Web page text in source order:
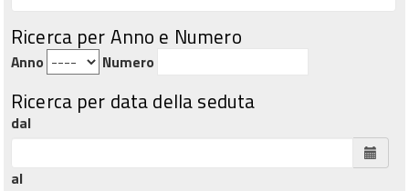
Ricerca per Anno e Numero
Anno Numero
Ricerca per data della seduta
dal
al